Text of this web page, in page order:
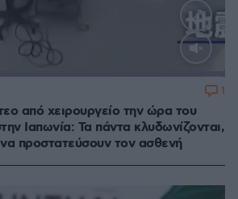
από χειρουργείο την ώρα του
Ιαπωνία: Τα πάντα κλυδωνίζονται,
προστατεύσουν τον ασθενή
1